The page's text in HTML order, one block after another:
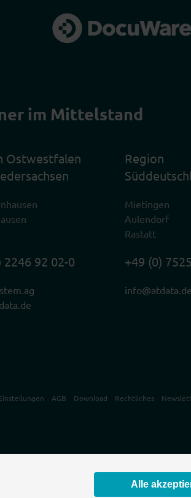
im Mittelstand
Ostwestfalen
2246 92 02-0
Region
Mietingen
Aulendorf
Rastatt
+49 (0)
info@atdata.de
AGB Download Rechtliches
Alle